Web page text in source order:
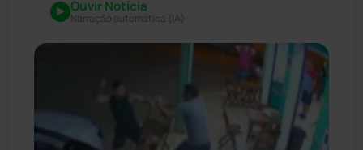
Ouvir Notícia
Narração automática (IA)